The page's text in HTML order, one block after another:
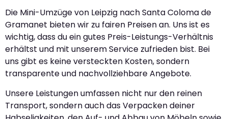
Die Mini-Umzüge von Leipzig nach Santa Coloma de
Gramanet bieten wir zu fairen Preisen an. Uns ist es
wichtig, dass du ein gutes Preis-Leistungs-Verhältnis
erhältst und mit unserem Service zufrieden bist. Bei
uns gibt es keine versteckten Kosten, sondern
transparente und nachvollziehbare Angebote.
Unsere Leistungen umfassen nicht nur den reinen
Transport, sondern auch das Verpacken deiner